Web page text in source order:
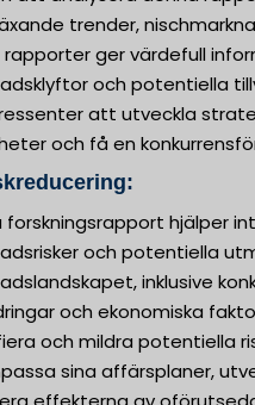
trender,
rapporter ger värdefull
och potentiella
att utveckla
och få en
forskningsrapport hjälper
och potentiella
inklusive
och ekonomiska
och mildra potentiella
sina affärsplaner,